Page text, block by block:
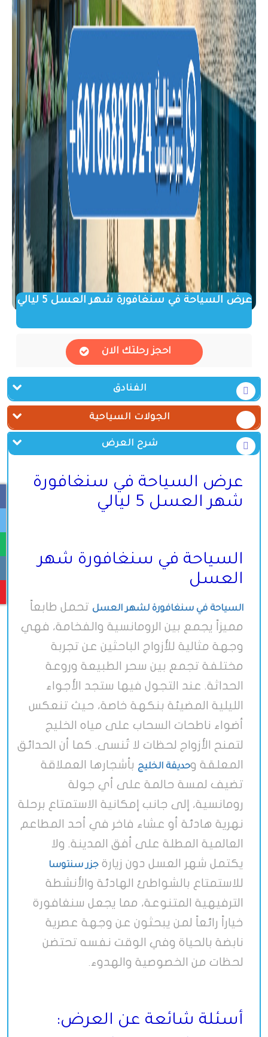
عرض السياحة في سنغافورة شهر العسل 5 ليالي
احجز رحلتك الان
الفنادق
الجولات السياحية
شرح العرض
عرض السياحة في سنغافورة
شهر العسل 5 ليالي
السياحة في سنغافورة شهر
العسل
السياحة في سنغافورة لشهر العسل تحمل طابعاً
مميزاً يجمع بين الرومانسية والفخامة، فهي
وجهة مثالية للأزواج الباحثين عن تجربة
مختلفة تجمع بين سحر الطبيعة وروعة
الحداثة. عند التجول فيها ستجد الأجواء
الليلية المضيئة بنكهة خاصة، حيث تنعكس
أضواء ناطحات السحاب على مياه الخليج
لتمنح الأزواج لحظات لا تُنسى. كما أن الحدائق
المعلقة وحديقة الخليج بأشجارها العملاقة
تضيف لمسة حالمة على أي جولة
رومانسية، إلى جانب إمكانية الاستمتاع برحلة
نهرية هادئة أو عشاء فاخر في أحد المطاعم
العالمية المطلة على أفق المدينة. ولا
يكتمل شهر العسل دون زيارة جزر سنتوسا
للاستمتاع بالشواطئ الهادئة والأنشطة
الترفيهية المتنوعة، مما يجعل سنغافورة
خياراً رائعاً لمن يبحثون عن وجهة عصرية
نابضة بالحياة وفي الوقت نفسه تحتضن
لحظات من الخصوصية والهدوء.
أسئلة شائعة عن العرض: